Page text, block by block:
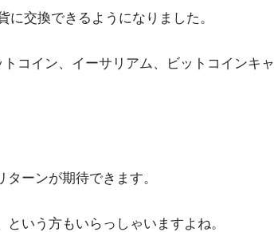
交換できるようになりました。
コイン、イーサリアム、ビットコインキャ
ーンが期待できます。
いう方もいらっしゃいますよね。